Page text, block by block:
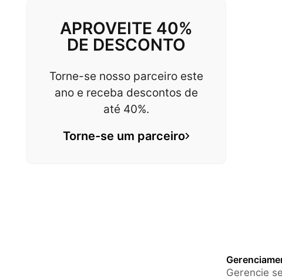
APROVEITE 40%
DE DESCONTO
Torne-se nosso parceiro este
ano e receba descontos de
até 40%.
Torne-se um parceiro
Gerencie